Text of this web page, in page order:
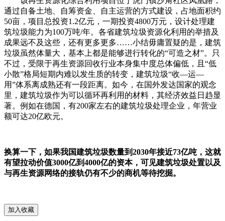
通过自备土地、自筹资金、自主运营的方式建设，占地面积约
50亩，项目总投资1.2亿元，一期投资4800万元，设计处理建
筑垃圾能力为100万吨/年。各省建筑垃圾资源化利用的举措及
成果远不及这些，还有更多更多……小结毋庸置疑的是，建筑
垃圾虽然体量大，基本上都是能够进行转化的“可造之材”。只
不过，受限于再生资源回收行业本身集中度总体偏低，且“低
小散”格局短期内难以发生质的转变，建筑垃圾“收—运—
用”体系离成熟还有一段距离。如今，在国外发达国家的观念
里，建筑垃圾作为可以循环再利用的材料，其经济效益日趋显
著。例如在德国，有200家左右的建筑垃圾处理企业，年营业
额可达20亿欧元。
换算一下，如果我国建筑垃圾数量到2030年接近73亿吨，这就
有望拉动价值3000亿到4000亿的资本，可见建筑垃圾处置以及
与再生资源网络的接轨仍有不少的商机等待挖掘。